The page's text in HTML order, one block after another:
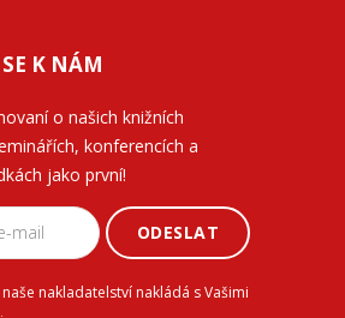
K NÁM
o našich knižních
konferencích a
jako první!
ODESLAT
nakladatelství nakládá s Vašimi